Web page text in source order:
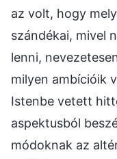
az volt, hogy
szándékai, mivel
lenni,
milyen ambícióik
Istenbe vetett
aspektusból
módoknak az